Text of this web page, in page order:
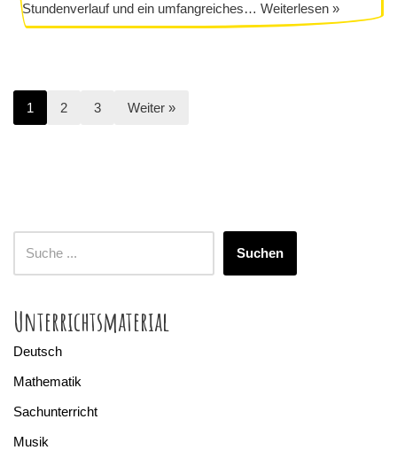
Stundenverlauf und ein umfangreiches… Weiterlesen »
1 2 3 Weiter »
Suchen
Unterrichtsmaterial
Deutsch
Mathematik
Sachunterricht
Musik